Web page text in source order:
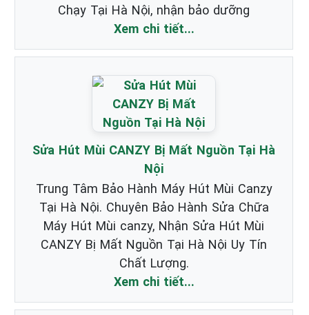
Chạy Tại Hà Nội, nhận bảo dưỡng
Xem chi tiết...
Sửa Hút Mùi CANZY Bị Mất Nguồn Tại Hà
Nội
Trung Tâm Bảo Hành Máy Hút Mùi Canzy
Tại Hà Nội. Chuyên Bảo Hành Sửa Chữa
Máy Hút Mùi canzy, Nhận Sửa Hút Mùi
CANZY Bị Mất Nguồn Tại Hà Nội Uy Tín
Chất Lượng.
Xem chi tiết...